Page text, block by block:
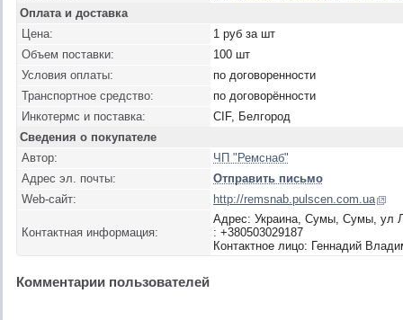
Оплата и доставка
Цена:
1 руб за шт
Объем поставки:
100 шт
Условия оплаты:
по договоренности
Транспортное средство:
по договорённости
Инкотермс и поставка:
CIF, Белгород
Сведения о покупателе
Автор:
ЧП "Ремснаб"
Адрес эл. почты:
Отправить письмо
Web-сайт:
http://remsnab.pulscen.com.ua
Контактная информация:
Адрес: Украина, Сумы, Сумы, ул
: +380503029187
Контактное лицо: Геннадий
Комментарии пользователей